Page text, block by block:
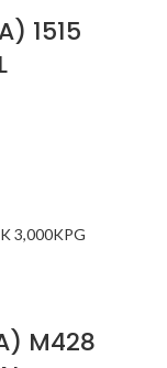
1515
M428